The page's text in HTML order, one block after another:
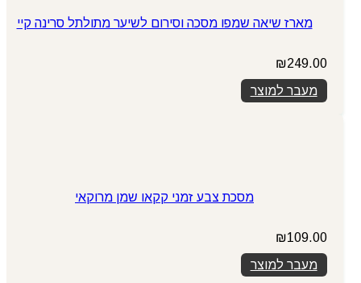
מארז שיאה שמפו מסכה וסירום לשיער מתולתל סרינה קיי
₪249.00
מעבר למוצר
מסכת צבע זמני קקאו שמן מרוקאי
₪109.00
מעבר למוצר